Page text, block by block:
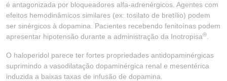
é antagonizada por bloqueadores alfa-adrenérgicos. Agentes com
efeitos hemodinâmicos similares (ex: tosilato de bretílio) podem
ser sinérgicos à dopamina. Pacientes recebendo fenitoínas podem
apresentar hipotensão durante a administração da Inotropisa®
O haloperidol parece ter fortes propriedades antidopaminérgicas
suprimindo a vasodilatação dopaminérgica renal e mesentérica
induzida a baixas taxas de infusão de dopamina.